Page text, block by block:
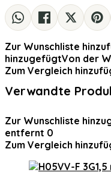
Zur Wunschliste
hinzugefügtVon der
Zum Vergleich
Verwandte
Zur Wunschliste
entfernt 0
Zum Vergleich